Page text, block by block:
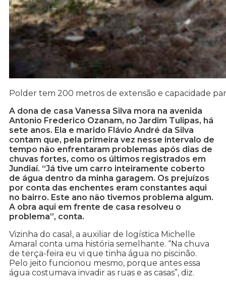
Polder tem 200 metros de extensão e capacidade
A dona de casa Vanessa Silva mora na avenida
Antonio Frederico Ozanam, no Jardim Tulipas, há
sete anos. Ela e marido Flávio André da Silva
contam que, pela primeira vez nesse intervalo de
tempo não enfrentaram problemas após dias de
chuvas fortes, como os últimos registrados em
Jundiaí. “Já tive um carro inteiramente coberto
de água dentro da minha garagem. Os prejuízos
por conta das enchentes eram constantes aqui
no bairro. Este ano não tivemos problema algum.
A obra aqui em frente de casa resolveu o
problema”, conta.
Vizinha do casal, a auxiliar de logística Michelle
Amaral conta uma história semelhante. “Na chuva
de terça-feira eu vi que tinha água no piscinão.
Pelo jeito funcionou mesmo, porque antes essa
água costumava invadir as ruas e as casas”, diz.